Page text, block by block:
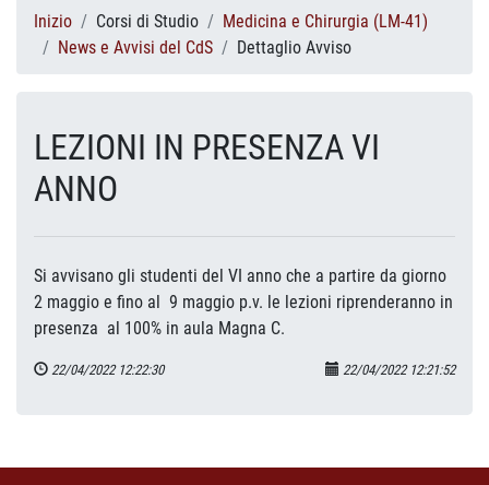
Inizio Corsi di Studio
Medicina e Chirurgia (LM-41)
News e Avvisi del CdS
Dettaglio Avviso
LEZIONI IN PRESENZA VI
ANNO
Si avvisano gli studenti del VI anno che a partire da giorno
2 maggio e fino al 9 maggio p.v. le lezioni riprenderanno in
presenza al 100% in aula Magna C.
22/04/2022 12:22:30 22/04/2022 12:21:52